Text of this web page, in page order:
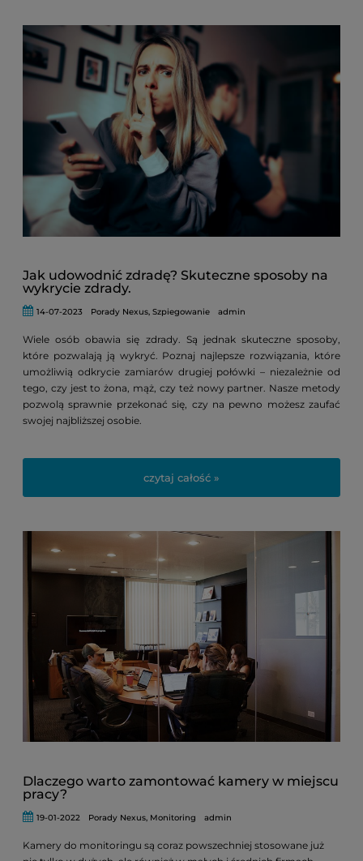
Jak udowodnić zdradę? Skuteczne sposoby na
wykrycie zdrady.
14-07-2023 Porady Nexus,Szpiegowanie admin
Wiele osób obawia się zdrady. Są jednak skuteczne sposoby,
które pozwalają ją wykryć. Poznaj najlepsze rozwiązania, które
umożliwią odkrycie zamiarów drugiej połówki – niezależnie od
tego, czy jest to żona, mąż, czy też nowy partner. Nasze metody
pozwolą sprawnie przekonać się, czy na pewno możesz zaufać
swojej najbliższej osobie.
czytaj całość »
Dlaczego warto zamontować kamery w miejscu
pracy?
19-01-2022 Porady Nexus, Monitoring admin
Kamery do monitoringu są coraz powszechniej stosowane już